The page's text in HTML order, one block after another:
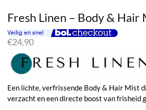
Fresh Linen – Body & Hair
€24,90
Een lichte, verfrissende Body & Hair Mist
verzacht en een directe boost van frisheid